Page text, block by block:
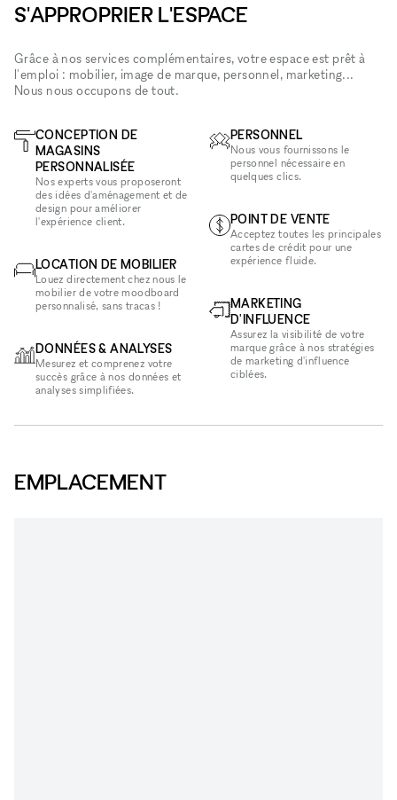
S'APPROPRIER L'ESPACE
Grâce à nos services complémentaires, votre espace est prêt à
l'emploi : mobilier, image de marque, personnel, marketing...
Nous nous occupons de tout.
CONCEPTION DE
MAGASINS
PERSONNALISÉE
Nos experts vous proposeront
des idées d'aménagement et de
design pour améliorer
l'expérience client.
LOCATION DE MOBILIER
Louez directement chez nous le
mobilier de votre moodboard
personnalisé, sans tracas !
DONNÉES & ANALYSES
Mesurez et comprenez votre
succès grâce à nos données et
analyses simplifiées.
PERSONNEL
Nous vous fournissons le
personnel nécessaire en
quelques clics.
POINT DE VENTE
Acceptez toutes les principales
cartes de crédit pour une
expérience fluide.
MARKETING
D'INFLUENCE
Assurez la visibilité de votre
marque grâce à nos stratégies
de marketing d'influence
ciblées.
EMPLACEMENT